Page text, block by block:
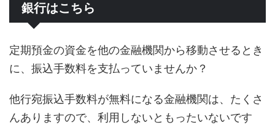
銀行はこちら
定期預金の資金を他の金融機関から移動させるとき
に、振込手数料を支払っていませんか？
他行宛振込手数料が無料になる金融機関は、たくさ
んありますので、利用しないともったいないです